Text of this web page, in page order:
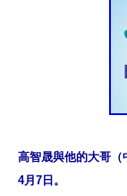
高智晟與他的大哥（
4月7日。